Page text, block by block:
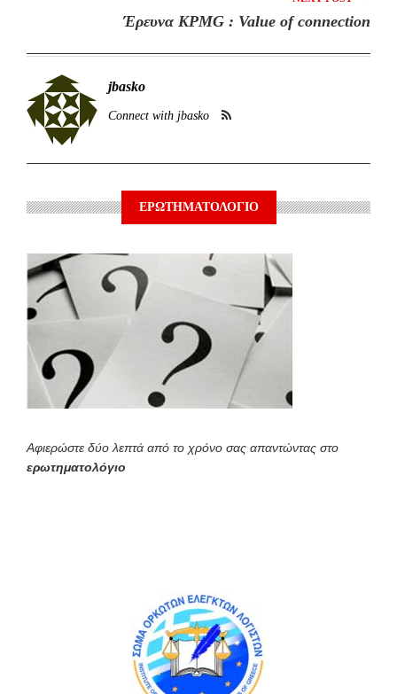
Έρευνα KPMG : Value of connection
jbasko
Connect with jbasko
ΕΡΩΤΗΜΑΤΟΛΟΓΙΟ
Αφιερώστε δύο λεπτά από το χρόνο σας απαντώντας στο
ερωτηματολόγιο